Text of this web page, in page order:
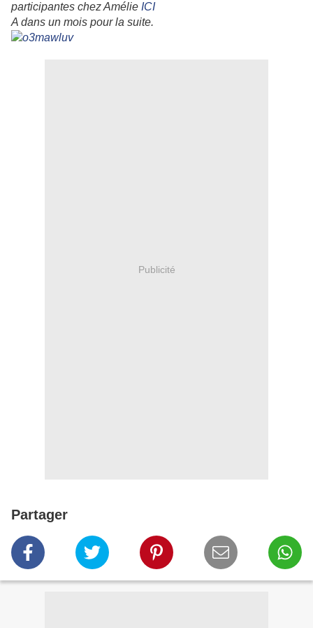
participantes chez Amélie ICI
A dans un mois pour la suite.
Publicité
Partager